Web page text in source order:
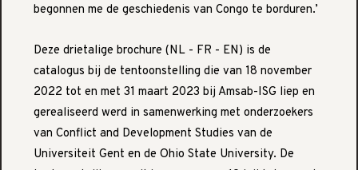
begonnen me de geschiedenis van Congo te borduren.’
Deze drietalige brochure (NL - FR - EN) is de
catalogus bij de tentoonstelling die van 18 november
2022 tot en met 31 maart 2023 bij Amsab-ISG liep en
gerealiseerd werd in samenwerking met onderzoekers
van Conflict and Development Studies van de
Universiteit Gent en de Ohio State University. De